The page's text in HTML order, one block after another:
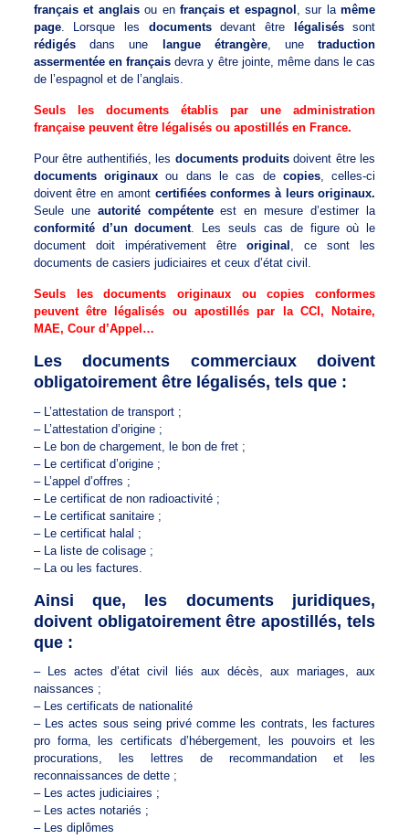
français et anglaisou en français et espagnol , sur lamême
page. Lorsque les documentsdevant être légaliséssont
rédigésdans une langue étrangère, unetraduction
assermentée en français devra y être jointe, même dans le cas
de l’espagnol et de l’anglais.
Seuls les documents établis par une administration
française peuvent être légalisés ou apostillés en France.
Pour être authentifiés, les documents produitsdoivent être les
documents originaux ou dans le cas de copies, celles-ci
doivent être en amont certifiées conformes à leurs originaux.
Seule une autorité compétenteest en mesure d’estimer la
conformité d’un document. Les seuls cas de figure où le
document doit impérativement êtreoriginal
, ce sont les
documents de casiers judiciaires et ceux d’état civil.
Seuls les documents originaux ou copies conformes
peuvent être légalisés ou apostillés par la CCI, Notaire,
MAE, Cour d’Appel…
Les documents commerciaux doivent
obligatoirement être légalisés, tels que :
– L’attestation de transport ;
– L’attestation d’origine ;
– Le bon de chargement, le bon de fret ;
– Le certificat d’origine ;
– L’appel d’offres ;
– Le certificat de non radioactivité ;
– Le certificat sanitaire ;
– Le certificat halal ;
– La liste de colisage ;
– La ou les factures.
Ainsi que, les documents juridiques,
doivent obligatoirement être apostillés, tels
que :
– Les actes d’état civil liés aux décès, aux mariages, aux
naissances ;
– Les certificats de nationalité
– Les actes sous seing privé comme les contrats, les factures
pro forma, les certificats d’hébergement, les pouvoirs et les
procurations, les lettres de recommandation et les
reconnaissances de dette ;
– Les actes judiciaires ;
– Les actes notariés ;
– Les diplômes